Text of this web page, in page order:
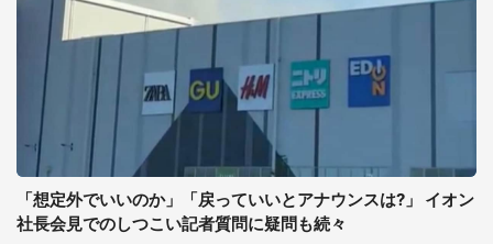
「想定外でいいのか」「戻っていいとアナウンスは?」 イオン
社長会見でのしつこい記者質問に疑問も続々